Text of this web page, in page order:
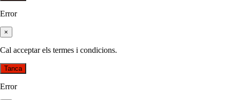
Error
×
Cal acceptar els termes i condicions.
Tanca
Error